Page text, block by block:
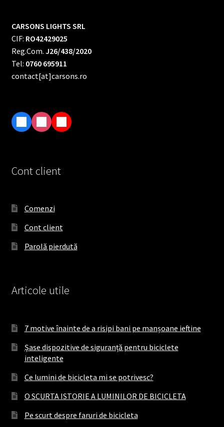
CARSONS LIGHTS SRL
CIF: RO42429025
Reg.Com. J26/438/2020
Tel: 0760 695911
contact[at]carsons.ro
F
b
k
I
t
a
a
m
T
Cont client
Comenzi
Cont client
Parolă pierdută
Articole utile
7 motive înainte de a risipi bani pe manșoane ieftine
Șase dispozitive de siguranță pentru biciclete
inteligente
Ce lumini de bicicleta mi se potrivesc?
O SCURTA ISTORIE A LUMINILOR DE BICICLETA
Pe scurt despre faruri de bicicleta